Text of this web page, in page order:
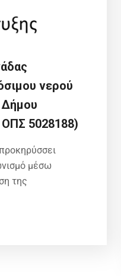
νερού
5028188)
μέσω
της